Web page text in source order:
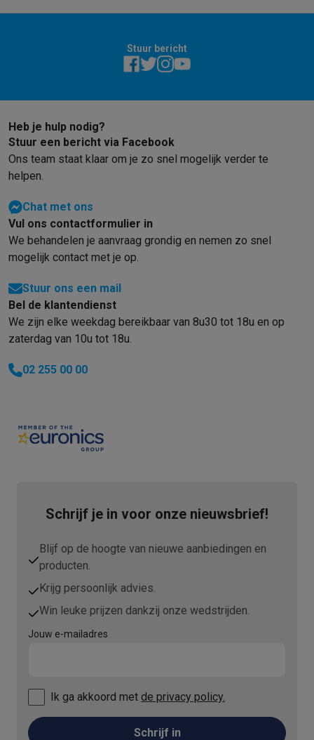
Stuur bericht
Heb je hulp nodig?
Stuur een bericht via Facebook
Ons team staat klaar om je zo snel mogelijk verder te
helpen.
Chat met ons
Vul ons contactformulier in
We behandelen je aanvraag grondig en nemen zo snel
mogelijk contact met je op.
Stuur ons een mail
Bel de klantendienst
We zijn elke weekdag bereikbaar van 8u30 tot 18u en op
zaterdag van 10u tot 18u.
02 255 00 00
Schrijf je in voor onze nieuwsbrief!
Blijf op de hoogte van nieuwe aanbiedingen en
producten.
Krijg persoonlijk advies.
Win leuke prijzen dankzij onze wedstrijden.
Jouw e-mailadres
Ik ga akkoord met de privacy policy.
Schrijf in